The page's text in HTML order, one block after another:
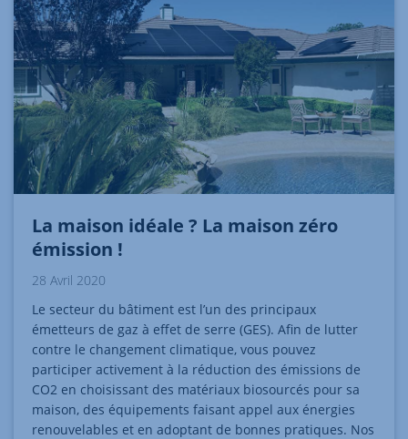
La maison idéale ? La maison zéro
émission !
28 Avril 2020
Le secteur du bâtiment est l’un des principaux
émetteurs de gaz à effet de serre (GES). Afin de lutter
contre le changement climatique, vous pouvez
participer activement à la réduction des émissions de
CO2 en choisissant des matériaux biosourcés pour sa
maison, des équipements faisant appel aux énergies
renouvelables et en adoptant de bonnes pratiques. Nos